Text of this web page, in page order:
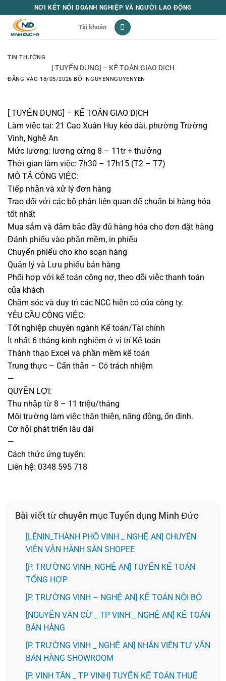
qua
NƠI KẾT NỐI DOANH NGHIỆP VÀ NGƯỜI LAO ĐỘNG
Tài khoản
TIN THƯỜNG
[ TUYỂN DỤNG] – KẾ TOÁN GIAO DỊCH
ĐĂNG VÀO 18/05/2026 BỞINGUYENNGUYENYEN
[ TUYỂN DỤNG] – KẾ TOÁN GIAO DỊCH
Làm việc tại: 21 Cao Xuân Huy kéo dài, phường Trường
Vinh, Nghệ An
Mức lương: lương cứng 8 – 11tr + thưởng
Thời gian làm việc: 7h30 – 17h15 (T2 – T7)
MÔ TẢ CÔNG VIỆC:
Tiếp nhận và xử lý đơn hàng
Trao đổi với các bộ phân liên quan để chuẩn bị hàng hóa
tốt nhất
Mua sắm và đảm bảo đầy đủ hàng hóa cho đơn đặt hàng
Đánh phiếu vào phần mềm, in phiếu
Chuyển phiếu cho kho soạn hàng
Quản lý và Lưu phiếu bán hàng
Phối hợp với kế toán công nợ, theo dõi việc thanh toán
của khách
Chăm sóc và duy trì các NCC hiện có của công ty.
YÊU CẦU CÔNG VIỆC:
Tốt nghiệp chuyên ngành Kế toán/Tài chính
Ít nhất 6 tháng kinh nghiệm ở vị trí Kế toán
Thành thạo Excel và phần mềm kế toán
Trung thực – Cẩn thận – Có trách nhiệm
—
QUYỀN LỢI:
Thu nhập từ 8 – 11 triệu/tháng
Môi trường làm việc thân thiện, năng động, ổn định.
Cơ hội phát triển lâu dài
—
Cách thức ứng tuyển:
Liên hệ: 0348 595 718
Bài viết từ chuyên mục Tuyển dụng Minh Đức
️[LÊNIN_THÀNH PHỐ VINH _ NGHỆ AN] CHUYÊN
VIÊN VẬN HÀNH SÀN SHOPEE
[P. TRƯỜNG VINH_NGHỆ AN] TUYỂN KẾ TOÁN
TỔNG HỢP
[P. TRƯỜNG VINH – NGHỆ AN] KẾ TOÁN NỘI BỘ
[NGUYỄN VĂN CỪ _ TP VINH _ NGHỆ AN] KẾ TOÁN
BÁN HÀNG
[P. TRƯỜNG VINH _ NGHỆ AN] NHÂN VIÊN TƯ VẤN
BÁN HÀNG SHOWROOM
[P. VINH TÂN _ TP VINH] TUYỂN KẾ TOÁN THUẾ